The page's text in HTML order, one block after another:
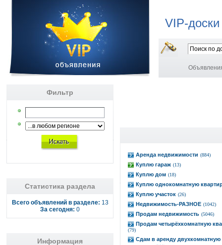
VIP-
Фильтр
Статистика раздела
Всего объявлений в разделе: 13
За сегодня: 0
Информация
Аренда недвижимости (884)
Куплю гараж (13)
Куплю дом (18)
Куплю однокомнатную
Куплю участок (26)
Недвижимость-РАЗНОЕ (1042)
Продам недвижимость (5046)
Продам четырёхкомнатную
(79)
Сдам в аренду двухкомнатную